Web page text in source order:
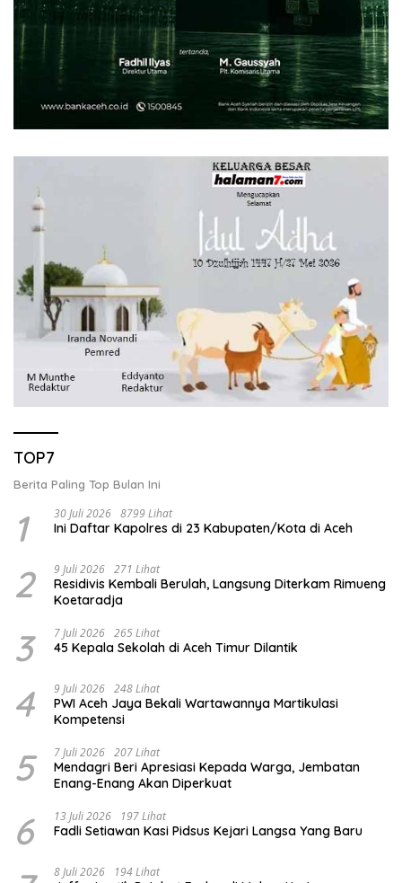
TOP7
Berita Paling Top Bulan Ini
1 30 Juli 2026 8799 Lihat
Ini Daftar Kapolres di 23 Kabupaten/Kota di Aceh
2 9 Juli 2026 271 Lihat
Residivis Kembali Berulah, Langsung Diterkam Rimueng
Koetaradja
3 7 Juli 2026 265 Lihat
45 Kepala Sekolah di Aceh Timur Dilantik
4 9 Juli 2026 248 Lihat
PWI Aceh Jaya Bekali Wartawannya Martikulasi
Kompetensi
5 7 Juli 2026 207 Lihat
Mendagri Beri Apresiasi Kepada Warga, Jembatan
Enang-Enang Akan Diperkuat
6 13 Juli 2026 197 Lihat
Fadli Setiawan Kasi Pidsus Kejari Langsa Yang Baru
8 Juli 2026 194 Lihat